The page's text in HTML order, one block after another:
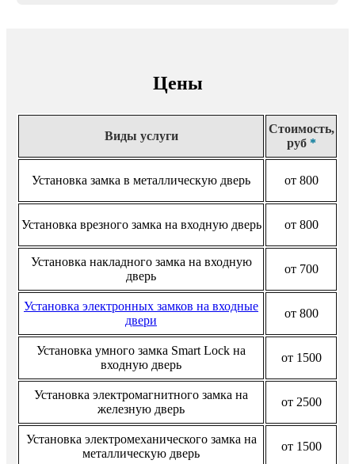
Цены
Виды услуги
Стоимость,
руб *
Установка замка в металлическую дверь от 800
Установка врезного замка на входную дверь от 800
Установка накладного замка на входную
дверь
от 700
Установка электронных замков на входные
двери
от 800
Установка умного замка Smart Lock на
входную дверь
от 1500
Установка электромагнитного замка на
железную дверь
от 2500
Установка электромеханического замка на
металлическую дверь
от 1500